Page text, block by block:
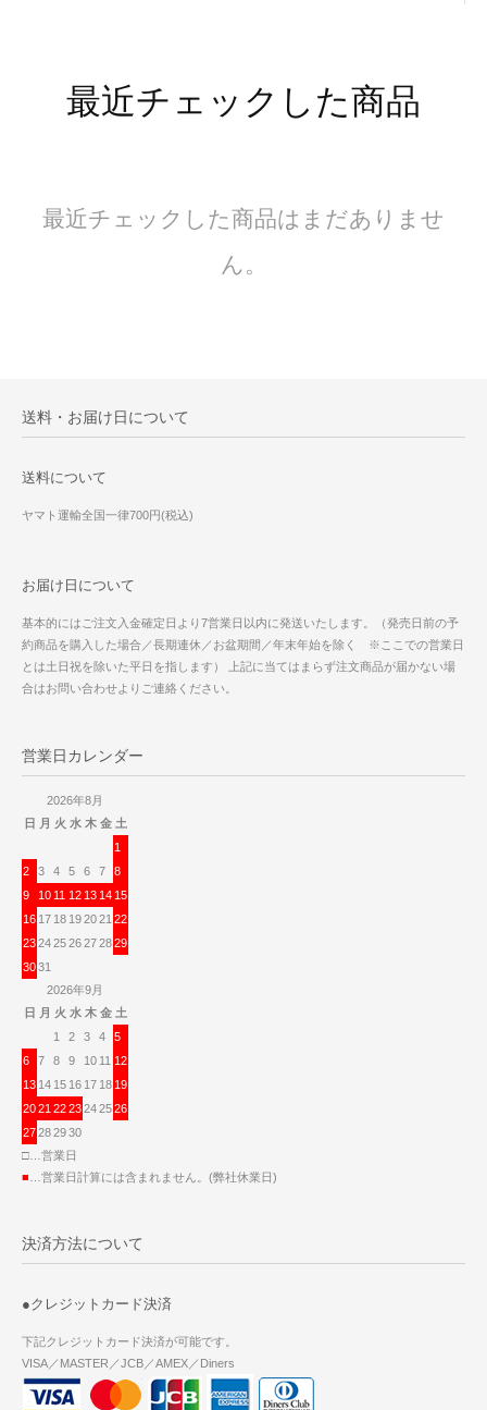
最近チェックした商品
最近チェックした商品はまだありませ
ん。
送料・お届け日について
送料について
ヤマト運輸全国一律700円(税込)
お届け日について
基本的にはご注文入金確定日より7営業日以内に発送いたします。（発売日前の予
約商品を購入した場合／長期連休／お盆期間／年末年始を除く ※ここでの営業日
とは土日祝を除いた平日を指します） 上記に当てはまらず注文商品が届かない場
合はお問い合わせよりご連絡ください。
営業日カレンダー
2026年8月
日 月 火 水 木 金 土
1
2
3 4 5 6 7
8
9
10 11 12 13 14 15
16 17 18 192021 22
23242526272829
3031
2026年9月
日 月 火 水 木 金 土
1
2 3 4
5
6
7 8 9 10 11 12
13 14 15 16 17 18 19
2021 2223242526
27282930
□…営業日
■ …営業日計算には含まれません。(弊社休業日)
決済方法について
●クレジットカード決済
下記クレジットカード決済が可能です。
VISA／MASTER／JCB／AMEX／Diners